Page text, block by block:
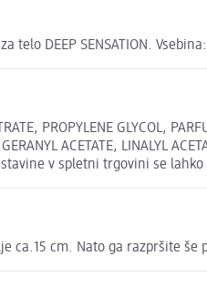
telo DEEP SENSATION.
PROPYLENE GLYCOL,
ACETATE, LINALYL
sestavine v spletni trgovini se
ca.15 cm. Nato ga razpršite